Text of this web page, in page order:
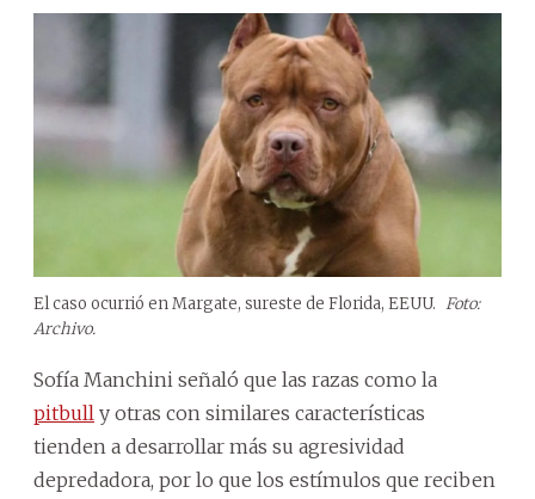
El caso ocurrió en Margate, sureste de Florida, EEUU. Foto:
Archivo.
Sofía Manchini señaló que las razas como la
pitbull y otras con similares características
tienden a desarrollar más su agresividad
depredadora, por lo que los estímulos que reciben